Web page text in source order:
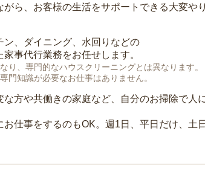
ら、お客様の生活をサポートできる大変や
ン、ダイニング、水回りなどの
事代行業務をお任せします。
り、専門的なハウスクリーニングとは異なります。
門知識が必要なお仕事はありません。
方や共働きの家庭など、自分のお掃除で人
お仕事をするのもOK。週1日、平日だけ、土